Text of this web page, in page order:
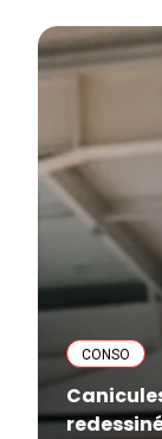
CONSO